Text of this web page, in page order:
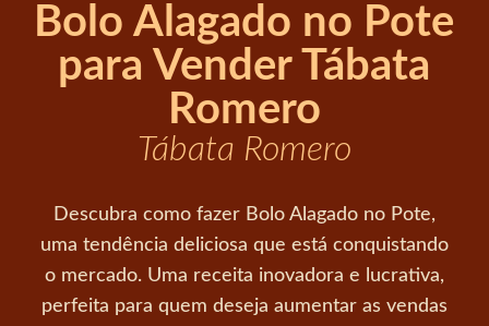
Bolo Alagado no Pote
para Vender Tábata
Romero
Tábata Romero
Descubra como fazer Bolo Alagado no Pote,
uma tendência deliciosa que está conquistando
o mercado. Uma receita inovadora e lucrativa,
perfeita para quem deseja aumentar as vendas